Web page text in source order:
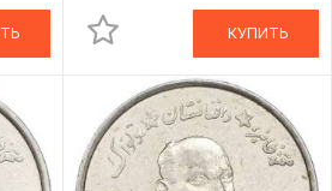
КУПИТЬ